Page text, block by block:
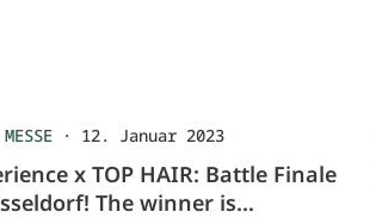
· 12. Januar 2023
x TOP HAIR: Battle Finale
The winner is…